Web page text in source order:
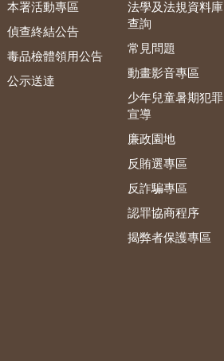
本署活動專區
偵查終結公告
毒品檢體領用公告
公示送達
法學及法規資料庫
查詢
常見問題
動畫影音專區
少年兒童暑期犯罪
宣導
廉政園地
反賄選專區
反詐騙專區
認罪協商程序
揭弊者保護專區